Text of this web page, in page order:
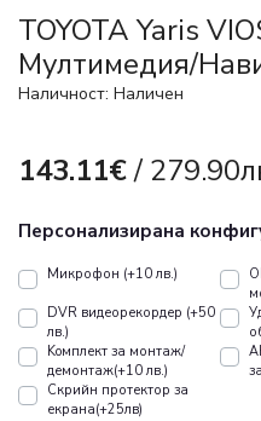
TOYOTA Yaris
Mултимедия/
Наличност: Наличен
143.11€/
Персонализирана
Микрофон (+10 лв.)
DVR видеорекордер (+50
лв.)
Koмплект за монтаж/
демонтаж(+10 лв.)
Скрийн протектор за
екрана(+25лв)